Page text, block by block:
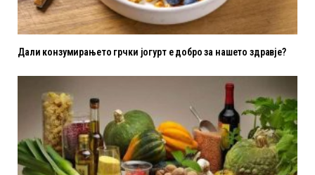
Дали конзумирањето грчки јогурт е добро за нашето здравје?